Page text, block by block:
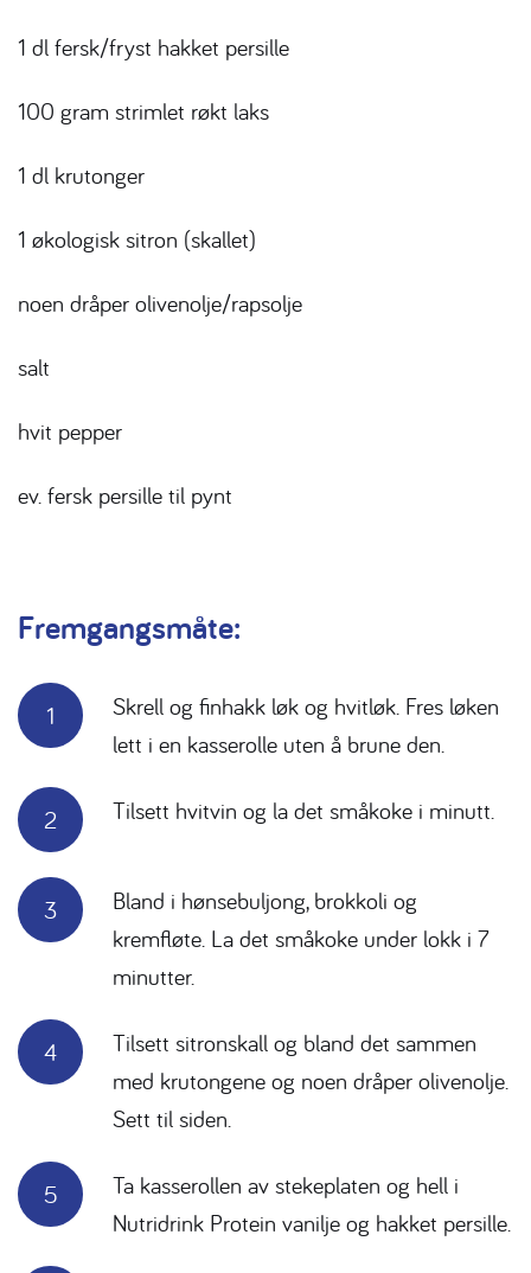
1 dl fersk/fryst hakket persille
100 gram strimlet røkt laks
1 dl krutonger
1 økologisk sitron (skallet)
noen dråper olivenolje/rapsolje
salt
hvit pepper
ev. fersk persille til pynt
Fremgangsmåte:
Skrell og finhakk løk og hvitløk. Fres løken
lett i en kasserolle uten å brune den.
Tilsett hvitvin og la det småkoke i minutt.
Bland i hønsebuljong, brokkoli og
kremfløte. La det småkoke under lokk i 7
minutter.
Tilsett sitronskall og bland det sammen
med krutongene og noen dråper olivenolje.
Sett til siden.
Ta kasserollen av stekeplaten og hell i
Nutridrink Protein vanilje og hakket persille.